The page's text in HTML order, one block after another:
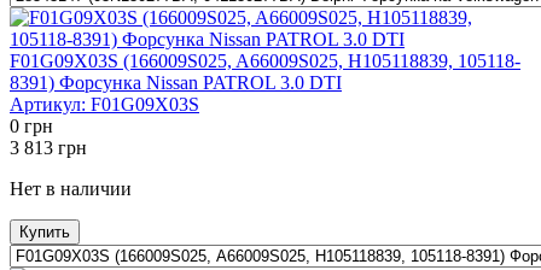
F01G09X03S (166009S025, A66009S025, H105118839, 105118-
8391) Форсунка Nissan PATROL 3.0 DTI
Артикул: F01G09X03S
0 грн
3 813 грн
Нет в наличии
Купить